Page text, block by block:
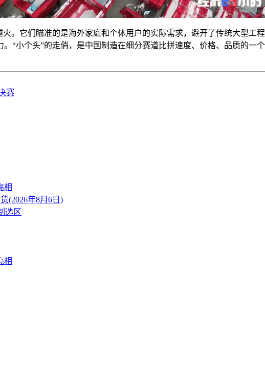
。它们瞄准的是海外家庭和个体用户的实际需求，避开了传统大型工
“小个头”的走俏，是中国制造在细分赛道比拼速度、价格、品质的一
赛
相
(2026年8月6日)
选区
相